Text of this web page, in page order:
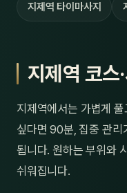
지제역 타이마사지
지제역 코스
지제역에서는 가볍게
싶다면 90분, 집중 관리
됩니다. 원하는 부위와
쉬워집니다.